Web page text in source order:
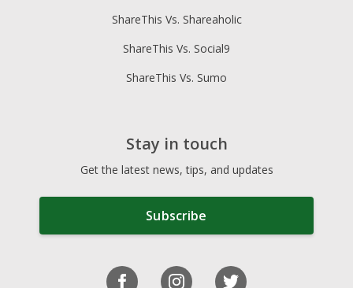
ShareThis Vs. Shareaholic
ShareThis Vs. Social9
ShareThis Vs. Sumo
Stay in touch
Get the latest news, tips, and updates
Subscribe